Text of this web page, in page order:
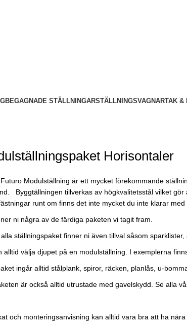
BEGAGNADE STÄLLNINGARSTÄLLNINGSVAGNARTAK &
Horisontaler
Modulställning är ett mycket förekommande
Byggtällningen tillverkas av högkvalitetsstål vilket
runt om finns det inte mycket du inte klarar
ni några av de färdiga paketen vi tagit fram.
ställningspaket finner ni även tillval såsom
alltid välja djupet på en modulställning. I exemplerna
ingår alltid stålplank, spiror, räcken, planlås, u-
är också alltid utrustade med gavelskydd. Se alla
och monteringsanvisning kan alltid vara bra att ha